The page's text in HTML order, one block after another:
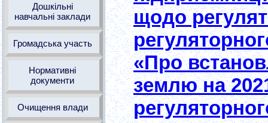
Дошкільні
навчальні заклади
Громадська участь
Нормативні
документи
Очищення влади
щодо
«Про
землю на